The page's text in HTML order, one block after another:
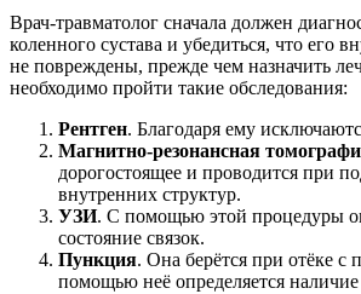
Врач-травматолог сначала должен
коленного сустава и убедиться, что его
не повреждены, прежде чем назначить
необходимо пройти такие обследования:
Рентген. Благодаря ему
Магнитно-резонансная
дорогостоящее и проводится при
внутренних структур.
УЗИ. С помощью этой процедуры
состояние связок.
Пункция. Она берётся при отёке
помощью неё определяется наличие